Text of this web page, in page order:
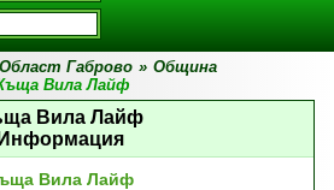
Област Габрово » Община
Вила Лайф
Вила Лайф
Информация
Вила Лайф